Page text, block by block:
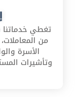
تغطي
من
الأسرة
وتأشيرات